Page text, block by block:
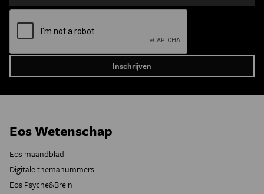
Eos Wetenschap
Eos maandblad
Digitale themanummers
Eos Psyche&Brein